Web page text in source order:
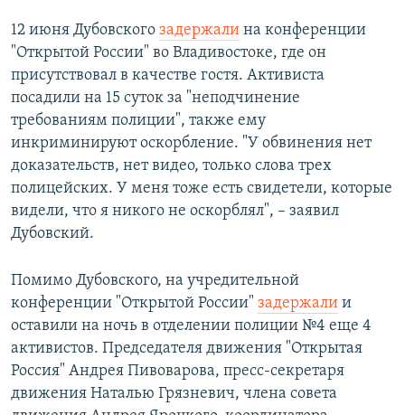
12 июня Дубовского задержали на конференции
"Открытой России" во Владивостоке, где он
присутствовал в качестве гостя. Активиста
посадили на 15 суток за "неподчинение
требованиям полиции", также ему
инкриминируют оскорбление. "У обвинения нет
доказательств, нет видео, только слова трех
полицейских. У меня тоже есть свидетели, которые
видели, что я никого не оскорблял", – заявил
Дубовский.
Помимо Дубовского, на учредительной
конференции "Открытой России" задержали и
оставили на ночь в отделении полиции №4 еще 4
активистов. Председателя движения "Открытая
Россия" Андрея Пивоварова, пресс-секретаря
движения Наталью Грязневич, члена совета